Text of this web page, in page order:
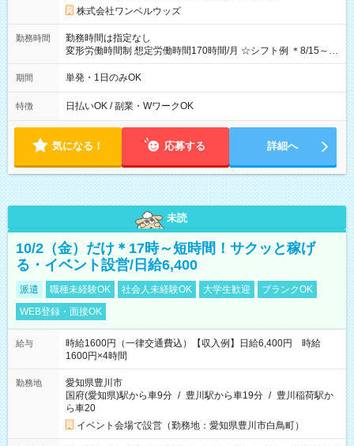
株式会社ワンベルウッズ
勤務時間
勤務時間は指定なし
変形労働時間制 想定労働時間170時間/月 ☆シフト例 ＊8/15～
10/26 全日共通 08：00～12：00 17：00～21：00 ＊8/31
～9/19のみ下記シフトもあります！ 12：00～16：00 ＊9/6～
00
期間 単発・1日のみOK
特徴 日払いOK / 副業・WワークOK
気になる！ 応募する 詳細へ
未読
10/2（金）だけ＊17時～短時間！サクッと稼げ
る・イベント設営/日給6,400
派遣 職種未経験OK 社会人未経験OK 大学生歓迎
ブランクOK
WEB登録・面接OK
給与
時給1600円（一律交通費込）【収入例】日給6,400円 時給
1600円×4時間
勤務地
愛知県豊川市
国府(愛知県)駅から車9分 / 豊川駅から車19分 / 豊川稲荷駅か
ら車20
イベント会場で設営（勤務地：愛知県豊川市白鳥町）